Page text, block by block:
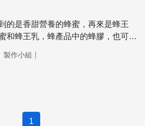
的是香甜營養的蜂蜜，再來是蜂王
和蜂王乳，蜂產品中的蜂膠，也可以
竟是怎麼搖身一變，成為阿茲海默症
製作小組 ｜
1